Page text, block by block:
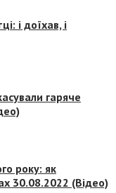
і доїхав, і
гаряче
року: як
30.08.2022 (Відео)